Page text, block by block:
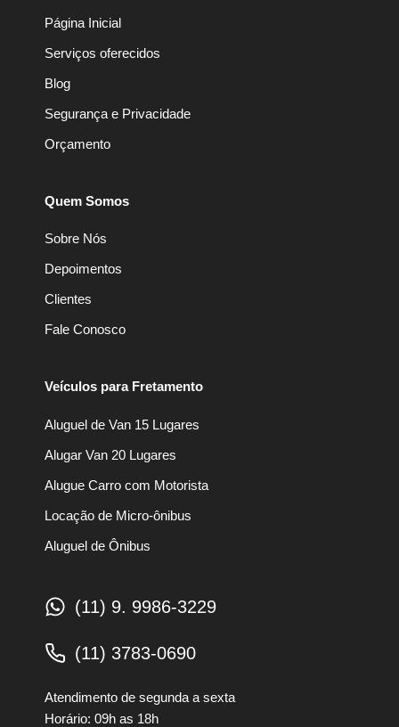
Página Inicial
Serviços oferecidos
Blog
Segurança e Privacidade
Orçamento
Quem Somos
Sobre Nós
Depoimentos
Clientes
Fale Conosco
Veículos para Fretamento
Aluguel de Van 15 Lugares
Alugar Van 20 Lugares
Alugue Carro com Motorista
Locação de Micro-ônibus
Aluguel de Ônibus
(11) 9. 9986-3229
(11) 3783-0690
Atendimento de segunda a sexta
Horário: 09h as 18h